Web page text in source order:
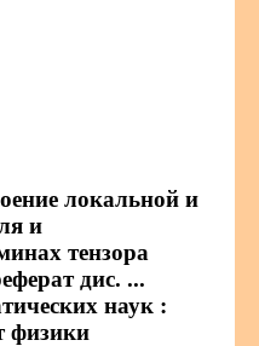
локальной и
и
тензора
дис. ...
наук :
физики